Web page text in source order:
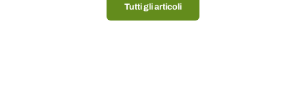
Tutti gli articoli